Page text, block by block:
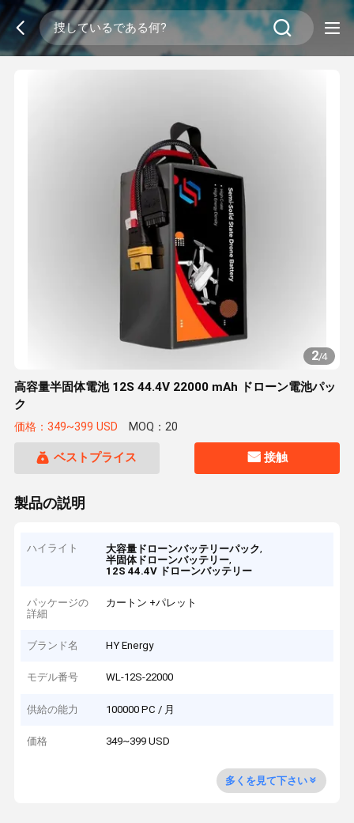
2/4
高容量半固体電池 12S 44.4V 22000 mAh ドローン電池パッ
ク
価格：349~399 USD MOQ：20
ベストプライス 接触
製品の説明
ハイライト 大容量ドローンバッテリーパック,
半固体ドローンバッテリー,
12S 44.4V ドローンバッテリー
パッケージの
詳細
カートン +パレット
ブランド名 HY Energy
モデル番号 WL-12S-22000
供給の能力 100000 PC / 月
価格 349~399 USD
多くを見て下さい